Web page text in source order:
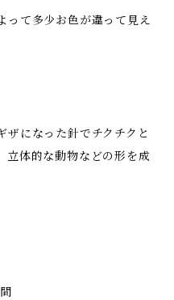
て多少お色が違って見え
になった針でチクチクと
立体的な動物などの形を成